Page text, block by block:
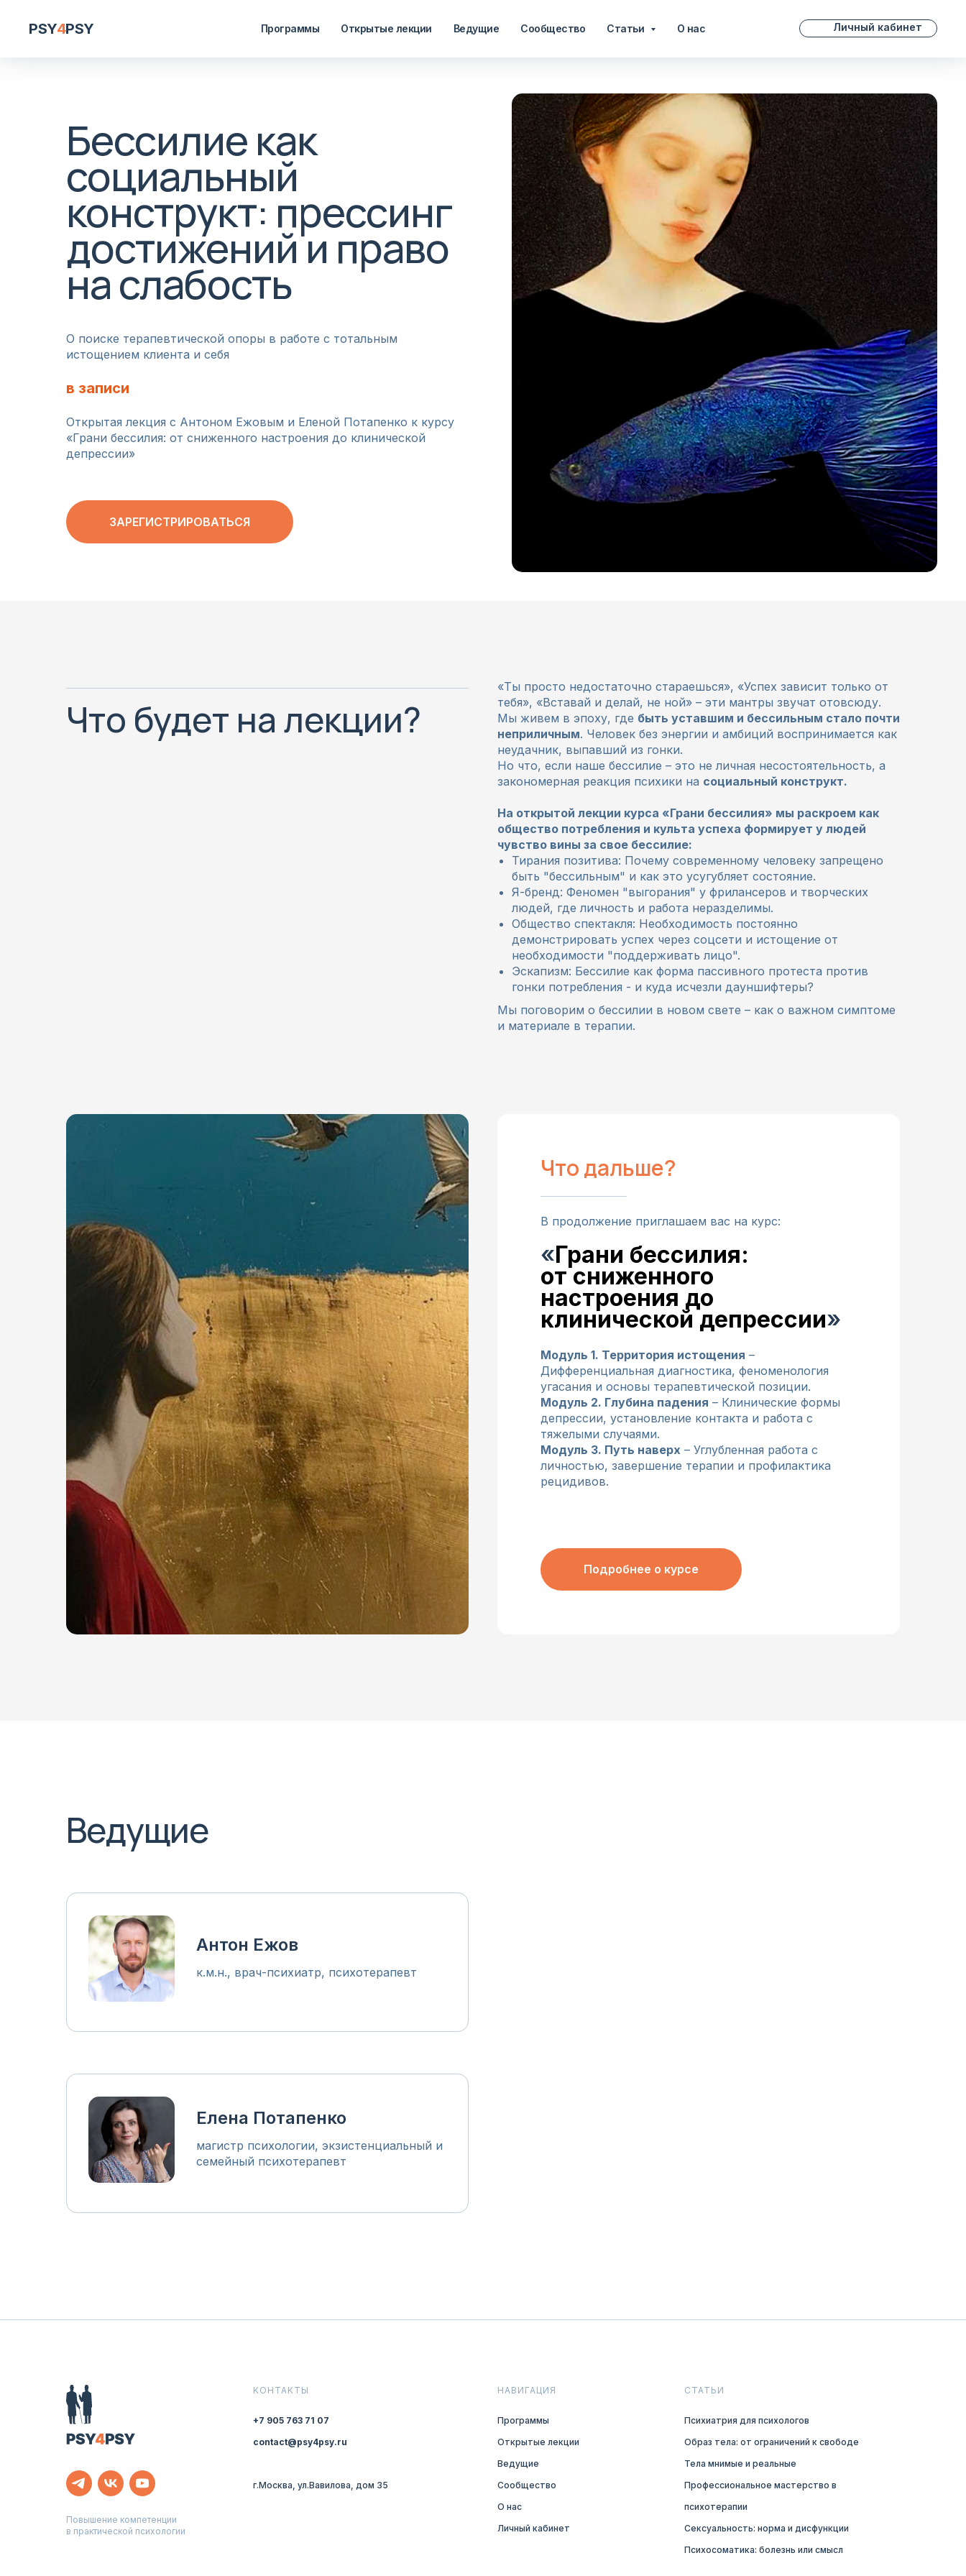
PSY4PSY Программы Открытые лекции Ведущие Сообщество Статьи О нас Личный кабинет
Бессилие как
социальный
конструкт: прессинг
достижений и право
на слабость
О поиске терапевтической опоры в работе с тотальным
истощением клиента и себя
в записи
Открытая лекция с Антоном Ежовым и Еленой Потапенко к курсу
«Грани бессилия: от сниженного настроения до клинической
депрессии»
ЗАРЕГИСТРИРОВАТЬСЯ
Что будет на лекции?
«Ты просто недостаточно стараешься», «Успех зависит только от
тебя», «Вставай и делай, не ной» – эти мантры звучат отовсюду.
Мы живем в эпоху, где быть уставшим и бессильным стало почти
неприличным. Человек без энергии и амбиций воспринимается как
неудачник, выпавший из гонки.
Но что, если наше бессилие – это не личная несостоятельность, а
закономерная реакция психики на социальный конструкт.
На открытой лекции курса «Грани бессилия» мы раскроем как
общество потребления и культа успеха формирует у людей
чувство вины за свое бессилие:
Тирания позитива: Почему современному человеку запрещено
быть "бессильным" и как это усугубляет состояние.
Я-бренд: Феномен "выгорания" у фрилансеров и творческих
людей, где личность и работа неразделимы.
Общество спектакля: Необходимость постоянно
демонстрировать успех через соцсети и истощение от
необходимости "поддерживать лицо".
Эскапизм: Бессилие как форма пассивного протеста против
гонки потребления - и куда исчезли дауншифтеры?
Мы поговорим о бессилии в новом свете – как о важном симптоме
и материале в терапии.
Что дальше?
В продолжение приглашаем вас на курс:
«Грани бессилия:
от сниженного
настроения до
клинической депрессии»
Модуль 1. Территория истощения –
Дифференциальная диагностика, феноменология
угасания и основы терапевтической позиции.
Модуль 2. Глубина падения – Клинические формы
депрессии, установление контакта и работа с
тяжелыми случаями.
Модуль 3. Путь наверх – Углубленная работа с
личностью, завершение терапии и профилактика
рецидивов.
Подробнее о курсе
Ведущие
Антон Ежов
к.м.н., врач-психиатр, психотерапевт
Елена Потапенко
магистр психологии, экзистенциальный и
семейный психотерапевт
Повышение компетенции
в практической психологии
КОНТАКТЫ
+7 905 763 71 07
contact@psy4psy.ru
г.Москва, ул.Вавилова, дом 35
НАВИГАЦИЯ
Программы
Открытые лекции
Ведущие
Сообщество
О нас
Личный кабинет
СТАТЬИ
Психиатрия для психологов
Образ тела: от ограничений к свободе
Тела мнимые и реальные
Профессиональное мастерство в
психотерапии
Сексуальность: норма и дисфункции
Психосоматика: болезнь или смысл